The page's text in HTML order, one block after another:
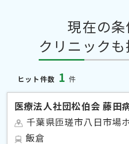
現在の条
クリニック
ヒット件数 1 件
医療法人社団松伯会 藤田
千葉県匝瑳市八日市場
飯倉